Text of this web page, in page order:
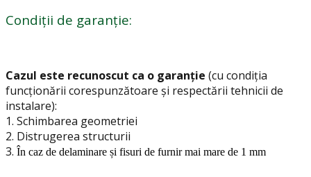
Condiții de garanție:
Cazul este recunoscut ca o garanție (cu condiția
funcționării corespunzătoare și respectării tehnicii de
instalare):
1. Schimbarea geometriei
2. Distrugerea structurii
3. În caz de delaminare și fisuri de furnir mai mare de 1 mm